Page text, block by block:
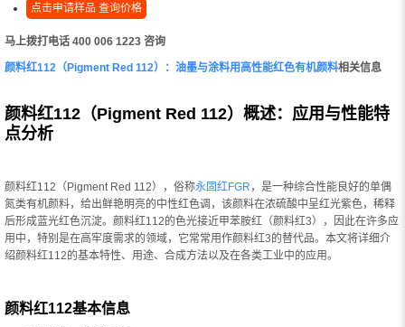
点击申请样品 查询价格
马上拨打电话 400 006 1223 咨询
颜料红112（Pigment Red 112）：油墨与涂料用高性能红色有机颜料相关信息
颜料红112（Pigment Red 112）概述：应用与性能特
点分析
颜料红112（Pigment Red 112），俗称永固红FGR ，是一种综合性能良好的单偶
氮类有机颜料，给出鲜艳明亮的中性红色调，该颜料在浓硫酸中呈红光紫色，稀释
后形成蓝光红色沉淀。颜料红112的色光接近甲苯胺红（颜料红3），因此在许多应
用中，特别是在高牢度需求的领域，它常常用作颜料红3的替代品。本文将详细介
绍颜料红112的基本特性、用途、合成方法以及在各类工业中的应用。
颜料红112基本信息